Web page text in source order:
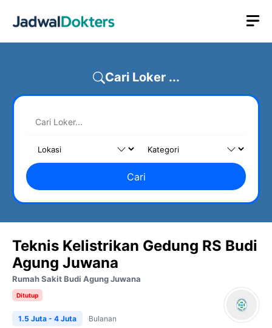
Cari Loker ...
Cari
Teknis Kelistrikan Gedung RS Budi
Agung Juwana
Rumah Sakit Budi Agung Juwana
Ditutup
1.5 Juta - 4 Juta Bulanan